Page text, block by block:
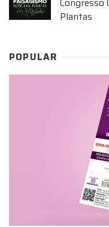
Plantas
POPULAR